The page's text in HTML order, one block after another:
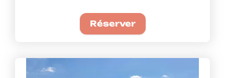
Réserver